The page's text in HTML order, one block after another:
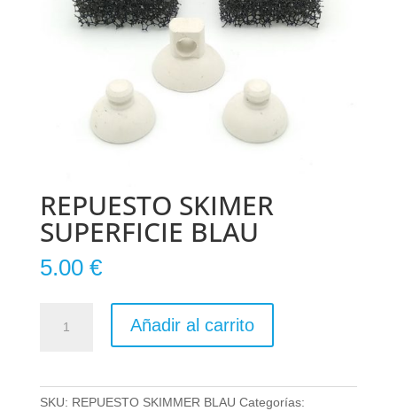
REPUESTO SKIMER
SUPERFICIE BLAU
5.00 €
SKIMER
Añadir al carrito
SKU: REPUESTO SKIMMER BLAU Categorías: